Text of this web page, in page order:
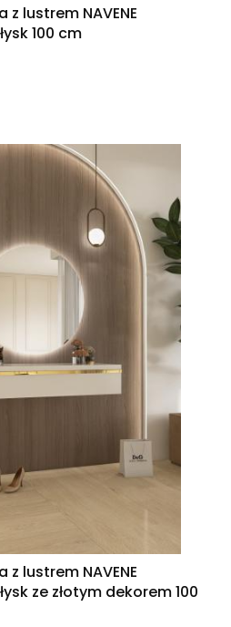
lustrem NAVENE
100 cm
lustrem NAVENE
ze złotym dekorem 100